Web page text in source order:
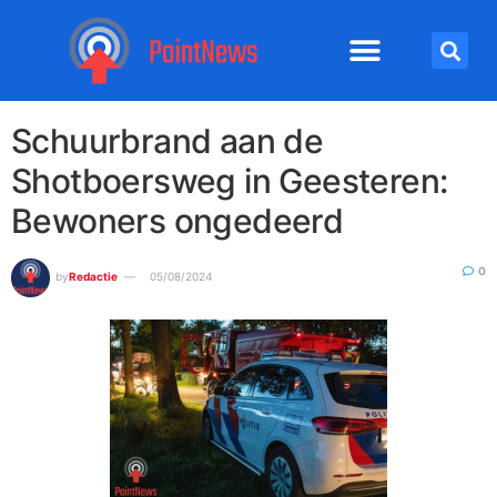
Schuurbrand aan de
Shotboersweg in Geesteren:
Bewoners ongedeerd
byRedactie 05/08/2024 0